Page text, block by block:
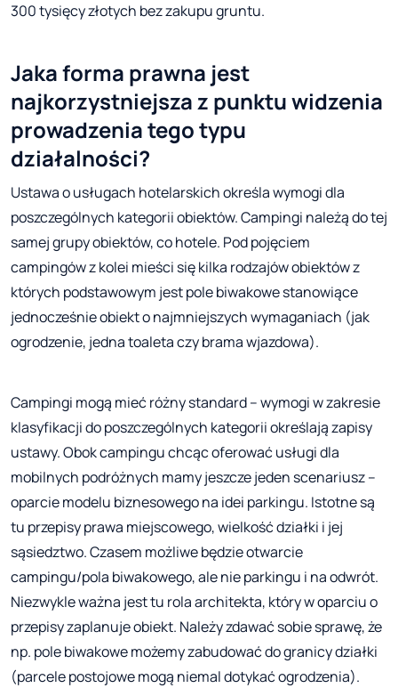
300 tysięcy złotych bez zakupu gruntu.
Jaka forma prawna jest
najkorzystniejsza z punktu widzenia
prowadzenia tego typu
działalności?
Ustawa o usługach hotelarskich określa wymogi dla
poszczególnych kategorii obiektów. Campingi należą do tej
samej grupy obiektów, co hotele. Pod pojęciem
campingów z kolei mieści się kilka rodzajów obiektów z
których podstawowym jest pole biwakowe stanowiące
jednocześnie obiekt o najmniejszych wymaganiach (jak
ogrodzenie, jedna toaleta czy brama wjazdowa).
Campingi mogą mieć różny standard – wymogi w zakresie
klasyfikacji do poszczególnych kategorii określają zapisy
ustawy. Obok campingu chcąc oferować usługi dla
mobilnych podróżnych mamy jeszcze jeden scenariusz –
oparcie modelu biznesowego na idei parkingu. Istotne są
tu przepisy prawa miejscowego, wielkość działki i jej
sąsiedztwo. Czasem możliwe będzie otwarcie
campingu/pola biwakowego, ale nie parkingu i na odwrót.
Niezwykle ważna jest tu rola architekta, który w oparciu o
przepisy zaplanuje obiekt. Należy zdawać sobie sprawę, że
np. pole biwakowe możemy zabudować do granicy działki
(parcele postojowe mogą niemal dotykać ogrodzenia).